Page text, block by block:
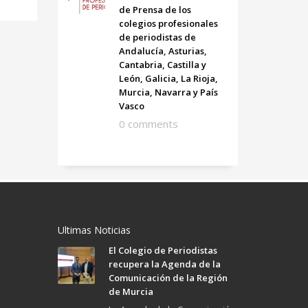
de Prensa de los
colegios profesionales
de periodistas de
Andalucía, Asturias,
Cantabria, Castilla y
León, Galicia, La Rioja,
Murcia, Navarra y País
Vasco
0 comments
Ultimas Noticias
El Colegio de Periodistas
recupera la Agenda de la
Comunicación de la Región
de Murcia